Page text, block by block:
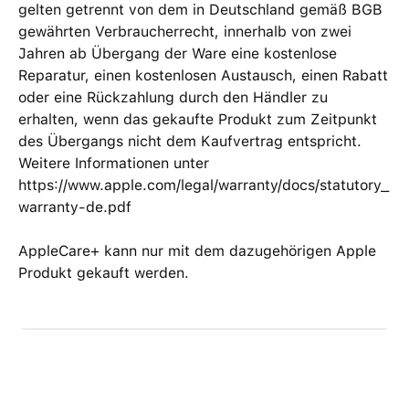
gelten getrennt von dem in Deutschland gemäß BGB
gewährten Verbraucher­recht, innerhalb von zwei
Jahren ab Übergang der Ware eine kosten­lose
Reparatur, einen kosten­losen Austausch, einen Rabatt
oder eine Rück­zahlung durch den Händler zu
erhalten, wenn das gekaufte Produkt zum Zeitpunkt
des Übergangs nicht dem Kaufvertrag entspricht.
Weitere Informationen unter
https://www.apple.com/legal/warranty/docs/statutory_
warranty-de.pdf
AppleCare+ kann nur mit dem dazugehörigen Apple
Produkt gekauft werden.